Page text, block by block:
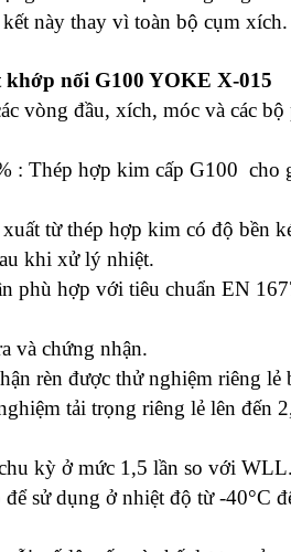
này thay vì toàn bộ cụm xích.
nối G100 YOKE X-015
vòng đầu, xích, móc và các
: Thép hợp kim cấp G100 cho
từ ​​​​thép hợp kim có độ bền
khi xử lý nhiệt.
phù hợp với tiêu chuẩn EN
và chứng nhận.
rèn được thử nghiệm riêng lẻ
tải trọng riêng lẻ lên đến
kỳ ở mức 1,5 lần so với WLL.
sử dụng ở nhiệt độ từ -40°C